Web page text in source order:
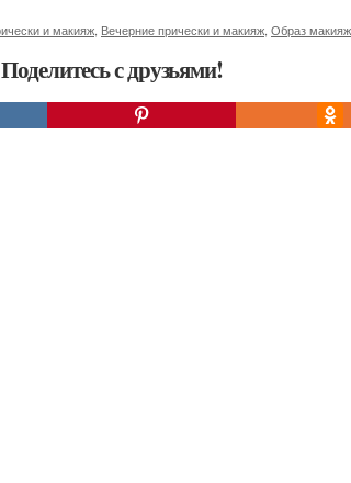
и макияж Вечерние прически и макияж Образ
с друзьями!